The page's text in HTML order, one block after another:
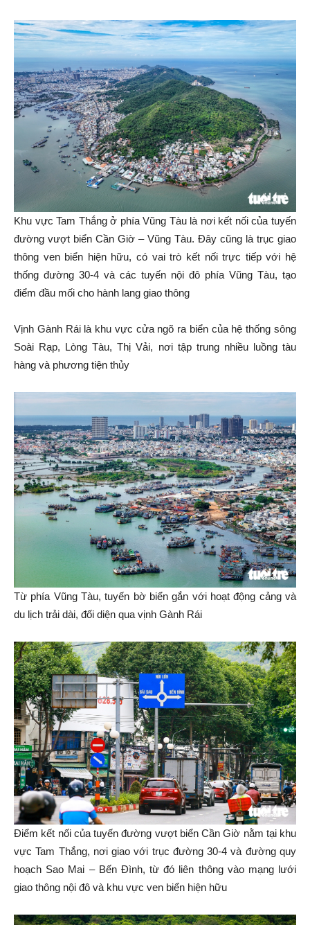
Khu vực Tam Thắng ở phía Vũng Tàu là nơi kết nối của tuyến
đường vượt biển Cần Giờ – Vũng Tàu. Đây cũng là trục giao
thông ven biển hiện hữu, có vai trò kết nối trực tiếp với hệ
thống đường 30-4 và các tuyến nội đô phía Vũng Tàu, tạo
điểm đầu mối cho hành lang giao thông
Vịnh Gành Rái là khu vực cửa ngõ ra biển của hệ thống sông
Soài Rạp, Lòng Tàu, Thị Vải, nơi tập trung nhiều luồng tàu
hàng và phương tiện thủy
Từ phía Vũng Tàu, tuyến bờ biển gắn với hoạt động cảng và
du lịch trải dài, đối diện qua vịnh Gành Rái
Điểm kết nối của tuyến đường vượt biển Cần Giờ nằm tại khu
vực Tam Thắng, nơi giao với trục đường 30-4 và đường quy
hoạch Sao Mai – Bến Đình, từ đó liên thông vào mạng lưới
giao thông nội đô và khu vực ven biển hiện hữu